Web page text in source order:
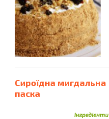
Сироїдна мигдальна
паска
Інгредієнти